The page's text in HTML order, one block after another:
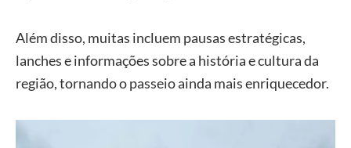
Além disso, muitas incluem pausas estratégicas,
lanches e informações sobre a história e cultura da
região, tornando o passeio ainda mais enriquecedor.